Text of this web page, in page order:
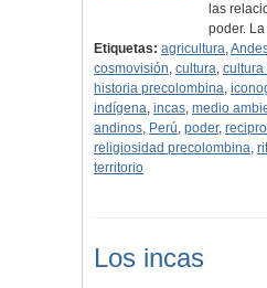
las
poder.
Etiquetas: agricultura,
cosmovisión, cultura, cultura
historia precolombina,
indígena, incas, medio
andinos, Perú, poder,
religiosidad precolombina,
territorio
Los incas